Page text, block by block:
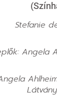
Stefanie
Angela